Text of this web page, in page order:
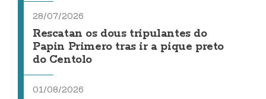
28/07/2026
Rescatan os dous tripulantes do
Papin Primero tras ir a pique preto
do Centolo
01/08/2026